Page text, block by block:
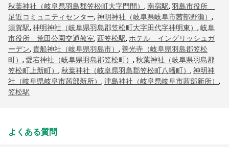
秋葉神社（岐阜県羽島郡笠松町大字門間） , 南宿駅, 羽島市役所
足近コミュニティセンター, 神明神社（岐阜県岐阜市茜部野瀬） ,
須賀駅, 神明神社（岐阜県羽島郡笠松町大字田代字神明東） , 岐阜
市役所 荒田公園交通教室, 西笠松駅, ホテル イングリッシュガ
ーデン, 貴船神社（岐阜県羽島市） , 善光寺（岐阜県羽島郡笠松
町） , 愛宕神社（岐阜県羽島郡笠松町） , 秋葉神社（岐阜県羽島郡
笠松町上新町） , 秋葉神社（岐阜県羽島郡笠松町八幡町） , 神明神
社（岐阜県岐阜市茜部新所） , 津島神社（岐阜県岐阜市茜部新所） ,
笠松駅
よくある質問